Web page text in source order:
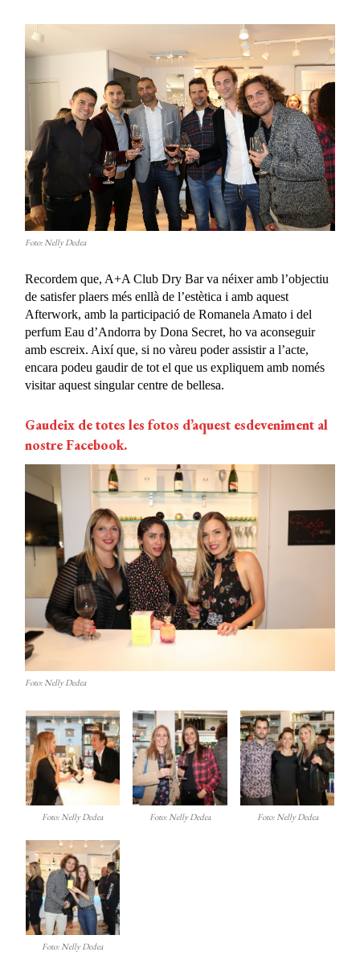
Foto: Nelly Dedea
Recordem que, A+A Club Dry Bar va néixer amb l’objectiu
de satisfer plaers més enllà de l’estètica i amb aquest
Afterwork, amb la participació de Romanela Amato i del
perfum Eau d’Andorra by Dona Secret, ho va aconseguir
amb escreix. Així que, si no vàreu poder assistir a l’acte,
encara podeu gaudir de tot el que us expliquem amb només
visitar aquest singular centre de bellesa.
Gaudeix de totes les fotos d’aquest esdeveniment al
nostre Facebook.
Foto: Nelly Dedea
Foto: Nelly Dedea Foto: Nelly Dedea Foto: Nelly Dedea
Foto: Nelly Dedea